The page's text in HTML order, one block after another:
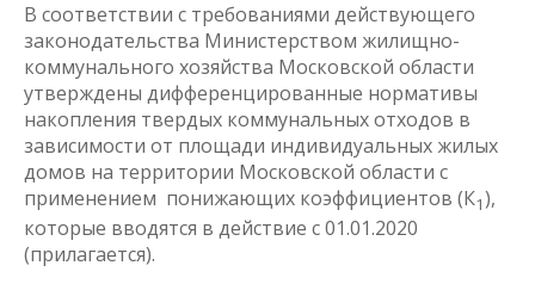
В соответствии с требованиями действующего
законодательства Министерством жилищно-
коммунального хозяйства Московской области
утверждены дифференцированные нормативы
накопления твердых коммунальных отходов в
зависимости от площади индивидуальных жилых
домов на территории Московской области с
применением понижающих коэффициентов (К1),
которые вводятся в действие с 01.01.2020
(прилагается).